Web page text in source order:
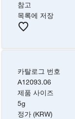
참고
목록에 저장
카탈로그 번호
A12093.06
제품 사이즈
5g
정가 (KRW)